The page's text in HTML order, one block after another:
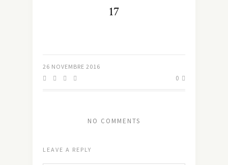
17
26 NOVEMBRE 2016
0
NO COMMENTS
LEAVE A REPLY